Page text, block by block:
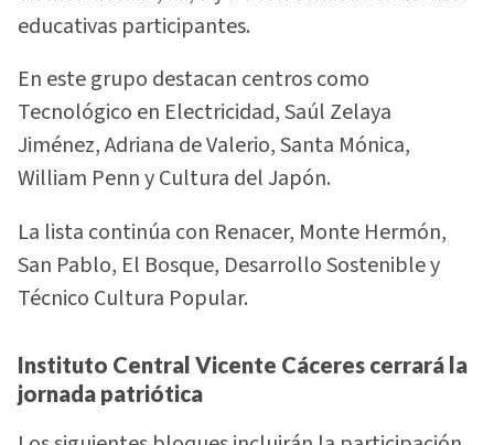
educativas participantes.
En este grupo destacan centros como
Tecnológico en Electricidad, Saúl Zelaya
Jiménez, Adriana de Valerio, Santa Mónica,
William Penn y Cultura del Japón.
La lista continúa con Renacer, Monte Hermón,
San Pablo, El Bosque, Desarrollo Sostenible y
Técnico Cultura Popular.
Instituto Central Vicente Cáceres cerrará la
jornada patriótica